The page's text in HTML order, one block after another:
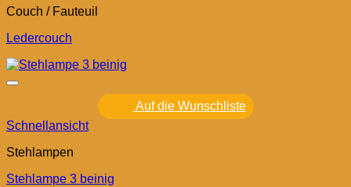
Couch / Fauteuil
Ledercouch
Auf die Wunschliste
Schnellansicht
Stehlampen
Stehlampe 3 beinig